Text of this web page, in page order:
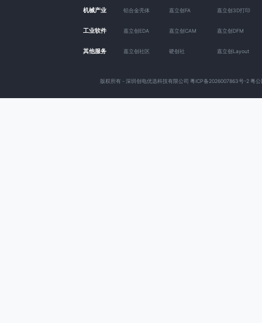
机械产业 铝合金壳体 嘉立创FA 嘉立创3D打印
工业软件 嘉立创EDA 嘉立创CAM 嘉立创DFM
其他服务 嘉立创社区 硬创社 嘉立创Layout
版权所有 - 深圳创电优选科技有限公司 粤ICP备2026007863号-2 粤